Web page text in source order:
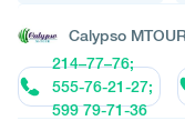
Calypso MTOUR
214–77–76;
555-76-21-27;
599 79-71-36